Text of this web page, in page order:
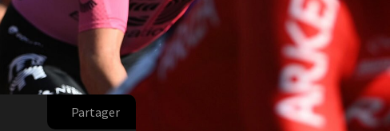
Partager